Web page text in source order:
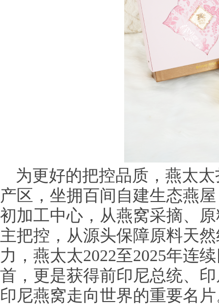
为更好的把控品质，燕太
产区，坐拥百间自建生态燕
初加工中心，从燕窝采摘、
主把控，从源头保障原料天
力，燕太太2022至2025年连
首，更是获得前印尼总统、
印尼燕窝走向世界的重要名